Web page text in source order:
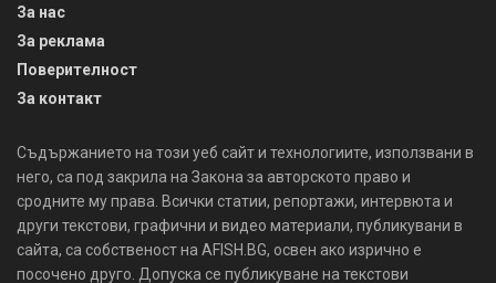
За нас
За реклама
Поверителност
За контакт
Съдържанието на този уеб сайт и технологиите, използвани в
него, са под закрила на Закона за авторското право и
сродните му права. Всички статии, репортажи, интервюта и
други текстови, графични и видео материали, публикувани в
сайта, са собственост на AFISH.BG, освен ако изрично е
посочено друго. Допуска се публикуване на текстови